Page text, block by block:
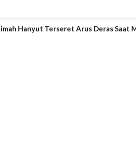
Hanyut Terseret Arus Deras Saat